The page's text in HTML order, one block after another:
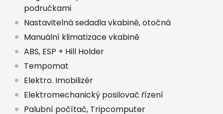
područkami
Nastavitelná sedadla vkabině, otočná
Manuální klimatizace vkabině
ABS, ESP + Hill Holder
Tempomat
Elektro. Imobilizér
Elektromechanický posilovač řízení
Palubní počítač, Tripcomputer